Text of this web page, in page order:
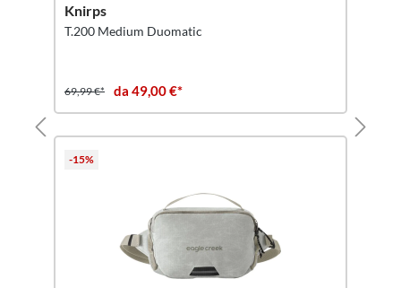
Knirps
T.200 Medium Duomatic
69,99 €* da 49,00 €*
-15%